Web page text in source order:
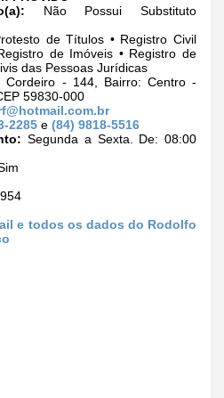
Não Possui Substituto
de Títulos • Registro Civil
de Imóveis • Registro de
das Pessoas Jurídicas
Cordeiro - 144, Bairro: Centro -
59830-000
2285 e (84) 9818-5516
Segunda a Sexta. De: 08:00
e todos os dados do Rodolfo